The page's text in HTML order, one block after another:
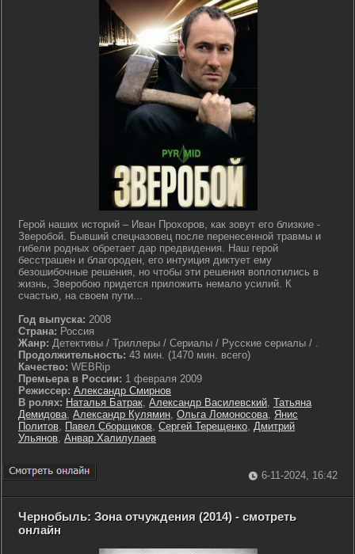
Герой наших историй – Иван Прохоров, как зовут его близкие -
Зверобой. Бывший спецназовец после перенесенной травмы и
гибели родных обретает дар предвидения. Наш герой
бесстрашен и благороден, его интуиция диктует ему
безошибочные решения, но чтобы эти решения воплотились в
жизнь, Зверобою придется приложить немало усилий. К
счастью, на своем пути...
Год выпуска: 2008
Страна: Россия
Жанр: Детективы / Триллеры / Сериалы / Русские сериалы / .
Продолжительность: 43 мин. (1470 мин. всего)
Качество: WEBRip
Премьера в России: 1 февраля 2009
Режиссер: Александр Смирнов
В ролях: Наталья Батрак, Александр Василевский, Татьяна
Демидова, Александр Кулямин, Ольга Ломоносова, Янис
Политов, Павел Сборщиков, Сергей Терещенко, Дмитрий
Ульянов, Анвар Халилулаев
6-11-2024, 16:42
Чернобыль: Зона отчуждения (2014) - смотреть
онлайн